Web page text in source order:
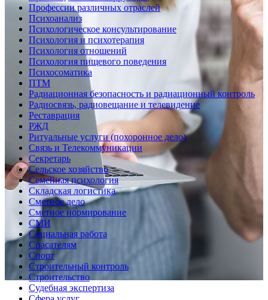
Профессии различных отраслей
Психоанализ
Психологическое консультирование
Психология и психотерапия
Психология отношений
Психология пищевого поведения
Психосоматика
ПТМ
Радиационная безопасность и радиационный контроль
Радиосвязь, радиовещание и телевидение
Реставрация
РЖД
Ритуальные услуги (похоронное дело)
Связь и Телекоммуникации
Секретарь
Сельское хозяйство
Семейная психология
Складская логистика
Сметное дело
Сметное нормирование
СМИ
Социальная работа
Спасателям
Спорт
Строительный контроль
Строительство
Судебная экспертиза